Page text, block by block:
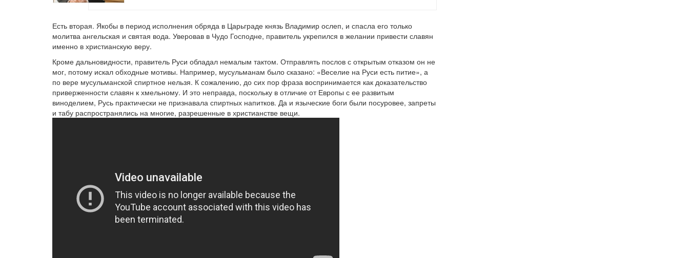
Есть вторая. Якобы в период исполнения обряда в Царьграде князь Владимир ослеп, и спасла его только
молитва ангельская и святая вода. Уверовав в Чудо Господне, правитель укрепился в желании привести славян
именно в христианскую веру.
Кроме дальновидности, правитель Руси обладал немалым тактом. Отправлять послов с открытым отказом он не
мог, потому искал обходные мотивы. Например, мусульманам было сказано: «Веселие на Руси есть питие», а
по вере мусульманской спиртное нельзя. К сожалению, до сих пор фраза воспринимается как доказательство
приверженности славян к хмельному. И это неправда, поскольку в отличие от Европы с ее развитым
виноделием, Русь практически не признавала спиртных напитков. Да и языческие боги были посуровее, запреты
и табу распространялись на многие, разрешенные в христианстве вещи.